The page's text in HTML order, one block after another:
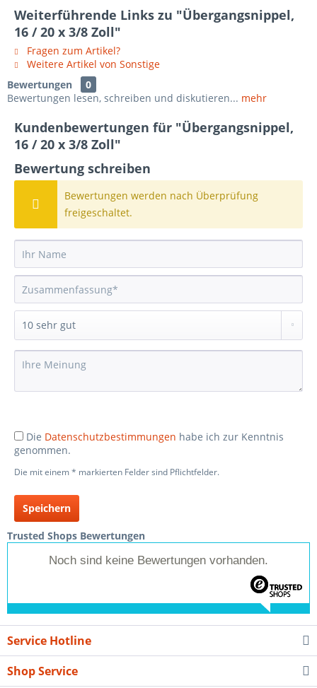
Weiterführende Links zu "Übergangsnippel,
16 / 20 x 3/8 Zoll"
Fragen zum Artikel?
Weitere Artikel von Sonstige
Bewertungen
0
Bewertungen lesen, schreiben und diskutieren... mehr
Kundenbewertungen für "Übergangsnippel,
16 / 20 x 3/8 Zoll"
Bewertung schreiben
Bewertungen werden nach Überprüfung
freigeschaltet.
Die Datenschutzbestimmungen habe ich zur Kenntnis
genommen.
Die mit einem * markierten Felder sind Pflichtfelder.
Speichern
Trusted Shops Bewertungen
Noch sind keine Bewertungen vorhanden.
Service Hotline
Shop Service